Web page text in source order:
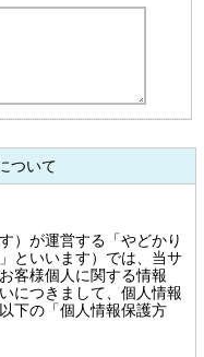
ついて
）が運営する「やどかり
といいます）では、当サ
客様個人に関する情報
につきまして、個人情報
下の「個人情報保護方